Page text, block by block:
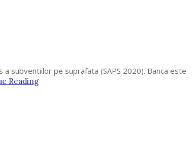
subventiilor pe suprafata (SAPS 2020). Banca este
Reading